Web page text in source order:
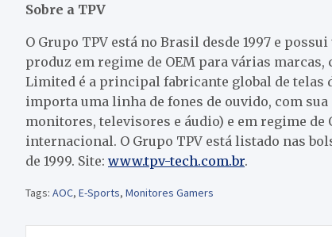
Sobre a TPV
O Grupo TPV está no Brasil desde 1997 e
produz em regime de OEM para várias
Limited é a principal fabricante global de telas
importa uma linha de fones de ouvido, com
monitores, televisores e áudio) e em regime
internacional. O Grupo TPV está listado nas
de 1999. Site: www.tpv-tech.com.br.
Tags: AOC, E-Sports, Monitores Gamers